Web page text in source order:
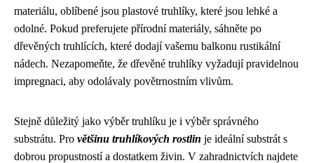
materiálu, oblíbené jsou plastové truhlíky, které jsou lehké a
odolné. Pokud preferujete přírodní materiály, sáhněte po
dřevěných truhlících, které dodají vašemu balkonu rustikální
nádech. Nezapomeňte, že dřevěné truhlíky vyžadují pravidelnou
impregnaci, aby odolávaly povětrnostním vlivům.
Stejně důležitý jako výběr truhlíku je i výběr správného
substrátu. Pro většinu truhlíkových rostlin je ideální substrát s
dobrou propustností a dostatkem živin. V zahradnictvích najdete